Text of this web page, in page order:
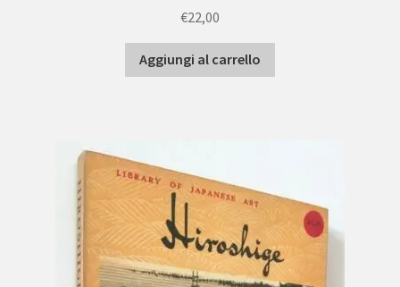
€22,00
Aggiungi al carrello